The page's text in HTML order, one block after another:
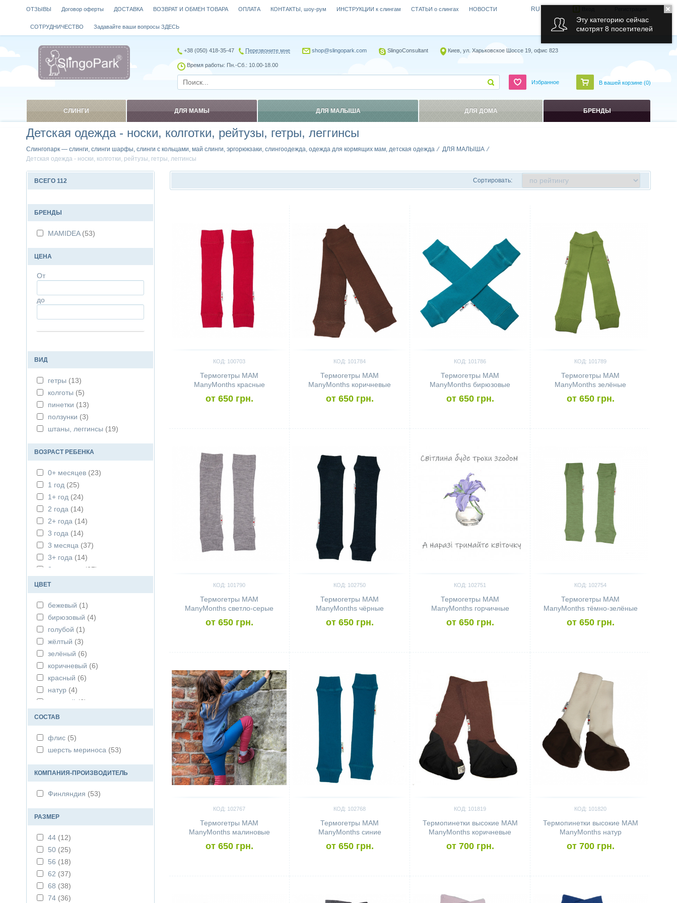
Детская одежда - носки, колготки, рейтузы, гетры, леггинсы
Слингопарк — слинги, слинги шарфы, слинги с кольцами, май слинги, эргорюкзаки, слингоодежда, одежда для кормящих мам, детская одежда
ДЛЯ МАЛЫША
Детская одежда - носки, колготки, рейтузы, гетры, леггинсы
ВСЕГО 112
БРЕНДЫ
MAMIDEA (53)
ЦЕНА
От
до
ВИД
гетры (13)
колготы (5)
пинетки (13)
ползунки (3)
штаны, леггинсы (19)
ВОЗРАСТ РЕБЕНКА
0+ месяцев (23)
1 год (25)
1+ год (24)
2 года (14)
2+ года (14)
3 года (14)
3 месяца (37)
3+ года (14)
3+ месяца
(37)
4 года
4+ года(5)
5 лет(5)
5+ лет(5)
6 лет(5)
6 месяцев
6+ лет(5)
6+ месяцев (38)
7 лет(5)
7+ лет(5)
9 месяцев(38)
9+ месяцев
ЦВЕТ
бежевый (1)
бирюзовый (4)
голубой (1)
жёлтый (3)
зелёный (6)
коричневый (6)
красный (6)
натур (4)
розовый (6)
серый
синий(5)
сиреневый
чёрный(3)
СОСТАВ
флис (5)
шерсть мериноса (53)
КОМПАНИЯ-ПРОИЗВОДИТЕЛЬ
Финляндия (53)
РАЗМЕР
44 (12)
50 (25)
56 (18)
62 (37)
68 (38)
74 (36)
Сортировать:
КОД: 100703
Термогетры MAM
ManyMonths красные
от 650 грн.
КОД: 101784
Термогетры MAM
ManyMonths коричневые
от 650 грн.
КОД: 101786
Термогетры MAM
ManyMonths бирюзовые
от 650 грн.
КОД: 101789
Термогетры MAM
ManyMonths зелёные
от 650 грн.
КОД: 101790
Термогетры MAM
ManyMonths светло-серые
от 650 грн.
КОД: 102750
Термогетры MAM
ManyMonths чёрные
от 650 грн.
КОД: 102751
Термогетры MAM
ManyMonths горчичные
от 650 грн.
КОД: 102754
Термогетры MAM
ManyMonths тёмно-зелёные
от 650 грн.
КОД: 102767
Термогетры MAM
ManyMonths малиновые
от 650 грн.
КОД: 102768
Термогетры MAM
ManyMonths синие
от 650 грн.
КОД: 101819
Термопинетки высокие MAM
ManyMonths коричневые
от 700 грн.
КОД: 101820
Термопинетки высокие MAM
ManyMonths натур
от 700 грн.
ОТЗЫВЫ Договор оферты ДОСТАВКА ВОЗВРАТ И ОБМЕН ТОВАРА ОПЛАТА КОНТАКТЫ, шоу-рум ИНСТРУКЦИИ к слингам СТАТЬИ о слингах НОВОСТИ
СОТРУДНИЧЕСТВО Задавайте ваши вопросы ЗДЕСЬ
RU
+38 (050) 418-35-47 Перезвоните мне shop@slingopark.com SlingoConsultant Киев, ул. Харьковское Шоссе 19, офис 823
Время работы: Пн.-Сб.: 10.00-18.00
Избранное В вашей корзине (0)
СЛИНГИ ДЛЯ МАМЫ ДЛЯ МАЛЫША ДЛЯ ДОМА БРЕНДЫ
Эту категорию сейчас
смотрят 8 посетителей